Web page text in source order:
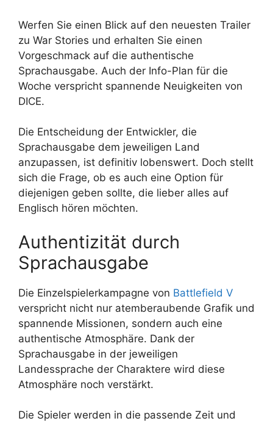
Werfen Sie einen Blick auf den neuesten Trailer
zu War Stories und erhalten Sie einen
Vorgeschmack auf die authentische
Sprachausgabe. Auch der Info-Plan für die
Woche verspricht spannende Neuigkeiten von
DICE.
Die Entscheidung der Entwickler, die
Sprachausgabe dem jeweiligen Land
anzupassen, ist definitiv lobenswert. Doch stellt
sich die Frage, ob es auch eine Option für
diejenigen geben sollte, die lieber alles auf
Englisch hören möchten.
Authentizität durch
Sprachausgabe
Die Einzelspielerkampagne von Battlefield V
verspricht nicht nur atemberaubende Grafik und
spannende Missionen, sondern auch eine
authentische Atmosphäre. Dank der
Sprachausgabe in der jeweiligen
Landessprache der Charaktere wird diese
Atmosphäre noch verstärkt.
Die Spieler werden in die passende Zeit und